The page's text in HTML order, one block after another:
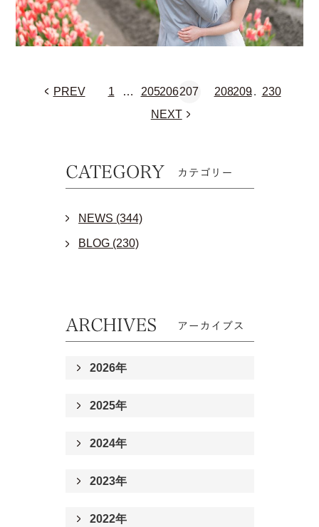
PREV 1 … 205206207 208209… 230
NEXT
NEWS (344)
BLOG (230)
2026年
2025年
2024年
2023年
2022年